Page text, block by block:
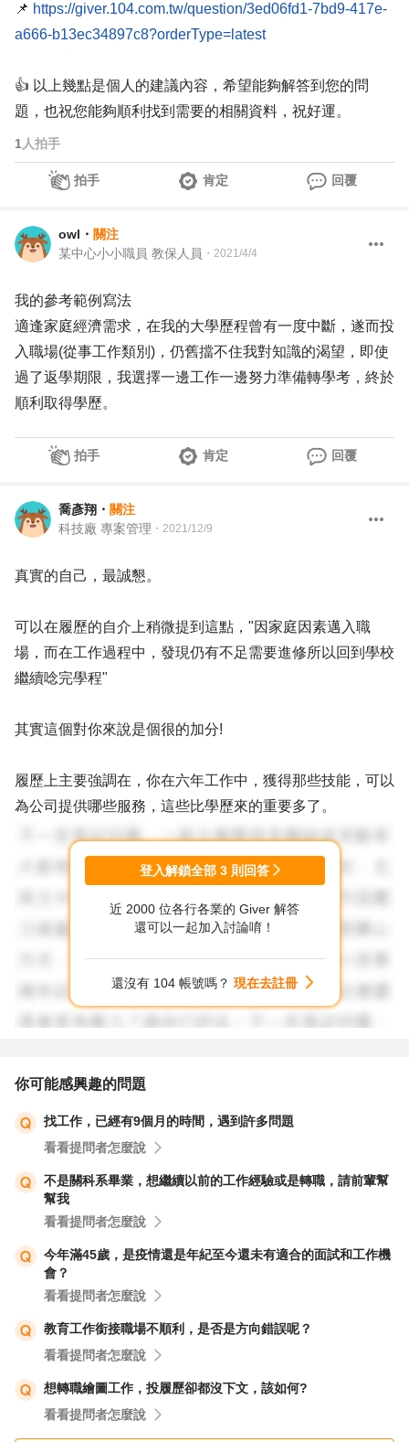
📌 https://giver.104.com.tw/question/3ed06fd1-7bd9-417e-
a666-b13ec34897c8?orderType=latest
👍 以上幾點是個人的建議內容，希望能夠解答到您的問
題，也祝您能夠順利找到需要的相關資料，祝好運。
1 人拍手
拍手 肯定 回覆
owl ・ 關注
某中心小小職員 教保人員 ・ 2021/4/4
我的參考範例寫法
適逢家庭經濟需求，在我的大學歷程曾有一度中斷，遂而投
入職場(從事工作類別)，仍舊擋不住我對知識的渴望，即使
過了返學期限，我選擇一邊工作一邊努力準備轉學考，終於
順利取得學歷。
拍手 肯定 回覆
喬彥翔 ・ 關注
科技廠 專案管理 ・ 2021/12/9
真實的自己，最誠懇。
可以在履歷的自介上稍微提到這點，"因家庭因素邁入職
場，而在工作過程中，發現仍有不足需要進修所以回到學校
繼續唸完學程"
其實這個對你來說是個很的加分!
履歷上主要強調在，你在六年工作中，獲得那些技能，可以
為公司提供哪些服務，這些比學歷來的重要多了。
登入解鎖全部 3 則回答
近 2000 位各行各業的 Giver 解答
還可以一起加入討論唷！
還沒有 104 帳號嗎？ 現在去註冊
你可能感興趣的問題
找工作，已經有9個月的時間，遇到許多問題
看看提問者怎麼說
不是關科系畢業，想繼續以前的工作經驗或是轉職，請前輩幫
幫我
看看提問者怎麼說
今年滿45歲，是疫情還是年紀至今還未有適合的面試和工作機
會？
看看提問者怎麼說
教育工作銜接職場不順利，是否是方向錯誤呢？
看看提問者怎麼說
想轉職繪圖工作，投履歷卻都沒下文，該如何?
看看提問者怎麼說